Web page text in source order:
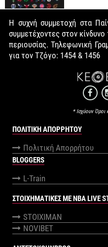
Η συχνή συμμετοχή στα
συμμετέχοντες στον
περιουσίας. Τηλεφωνική
για τον Τζόγο: 1454 & 1456
* Ισχύουν Όροι
ΠΟΛΙΤΙΚΉ ΑΠΟΡΡΉΤΟΥ
Πολιτική Απορρήτου
BLOGGERS
L-Train
ΣΤΟΙΧΗΜΑΤΙΚΕΣ ΜΕ NBA LIVE
STOIXIMAN
NOVIBET